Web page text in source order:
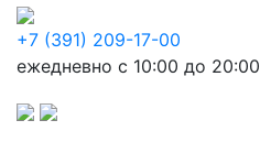
+7 (391) 209-17-00
ежедневно с 10:00 до 20:00